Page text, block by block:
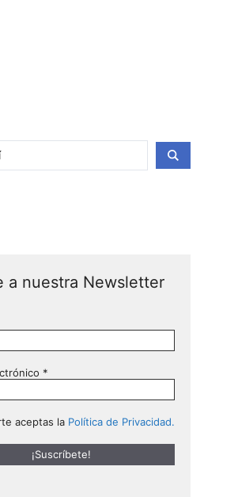
a nuestra Newsletter
*
aceptas la Política de Privacidad.